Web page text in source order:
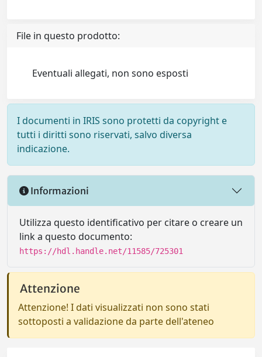
File in questo prodotto:
Eventuali allegati, non sono esposti
I documenti in IRIS sono protetti da copyright e
tutti i diritti sono riservati, salvo diversa
indicazione.
Informazioni
Utilizza questo identificativo per citare o creare un
link a questo documento:
https://hdl.handle.net/11585/725301
Attenzione
Attenzione! I dati visualizzati non sono stati
sottoposti a validazione da parte dell'ateneo